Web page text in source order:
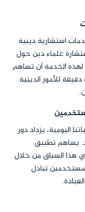
استشارية دينية
علماء دين حول
الخدمة أن تساهم
للأمور الدينية
اليومية، يزداد دور
يساهم تطبيق
هذا السياق من خلال
تبادل